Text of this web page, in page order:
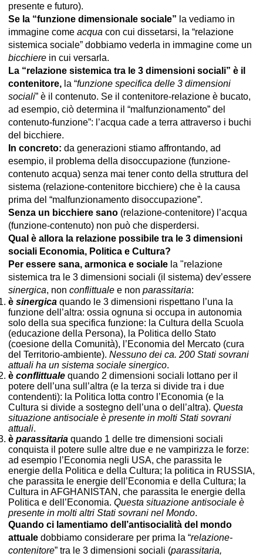
presente e futuro).
Se la “funzione dimensionale sociale” la vediamo in
immagine come acqua con cui dissetarsi, la “relazione
sistemica sociale” dobbiamo vederla in immagine come un
bicchiere in cui versarla.
La “relazione sistemica tra le 3 dimensioni sociali” è il
contenitore, la “funzione specifica delle 3 dimensioni
sociali” è il contenuto. Se il contenitore-relazione è bucato,
ad esempio, ciò determina il “malfunzionamento” del
contenuto-funzione”: l’acqua cade a terra attraverso i buchi
del bicchiere.
In concreto: da generazioni stiamo affrontando, ad
esempio, il problema della disoccupazione (funzione-
contenuto acqua) senza mai tener conto della struttura del
sistema (relazione-contenitore bicchiere) che è la causa
prima del “malfunzionamento disoccupazione”.
Senza un bicchiere sano (relazione-contenitore) l’acqua
(funzione-contenuto) non può che disperdersi.
Qual è allora la relazione possibile tra le 3 dimensioni
sociali Economia, Politica e Cultura?
Per essere sana, armonica e sociale la "relazione
sistemica tra le 3 dimensioni sociali (il sistema) dev’essere
sinergica, non conflittuale e non parassitaria:
è sinergica quando le 3 dimensioni rispettano l’una la
funzione dell’altra: ossia ognuna si occupa in autonomia
solo della sua specifica funzione: la Cultura della Scuola
(educazione della Persona), la Politica dello Stato
(coesione della Comunità), l’Economia del Mercato (cura
del Territorio-ambiente). Nessuno dei ca. 200 Stati sovrani
attuali ha un sistema sociale sinergico.
è conflittuale quando 2 dimensioni sociali lottano per il
potere dell’una sull’altra (e la terza si divide tra i due
contendenti): la Politica lotta contro l’Economia (e la
Cultura si divide a sostegno dell’una o dell’altra). Questa
situazione antisociale è presente in molti Stati sovrani
attuali.
è parassitaria quando 1 delle tre dimensioni sociali
conquista il potere sulle altre due e ne vampirizza le forze:
ad esempio l’Economia negli USA, che parassita le
energie della Politica e della Cultura; la politica in RUSSIA,
che parassita le energie dell’Economia e della Cultura; la
Cultura in AFGHANISTAN, che parassita le energie della
Politica e dell’Economia. Questa situazione antisociale è
presente in molti altri Stati sovrani nel Mondo.
Quando ci lamentiamo dell’antisocialità del mondo
attuale dobbiamo considerare per prima la “relazione-
contenitore” tra le 3 dimensioni sociali (parassitaria,